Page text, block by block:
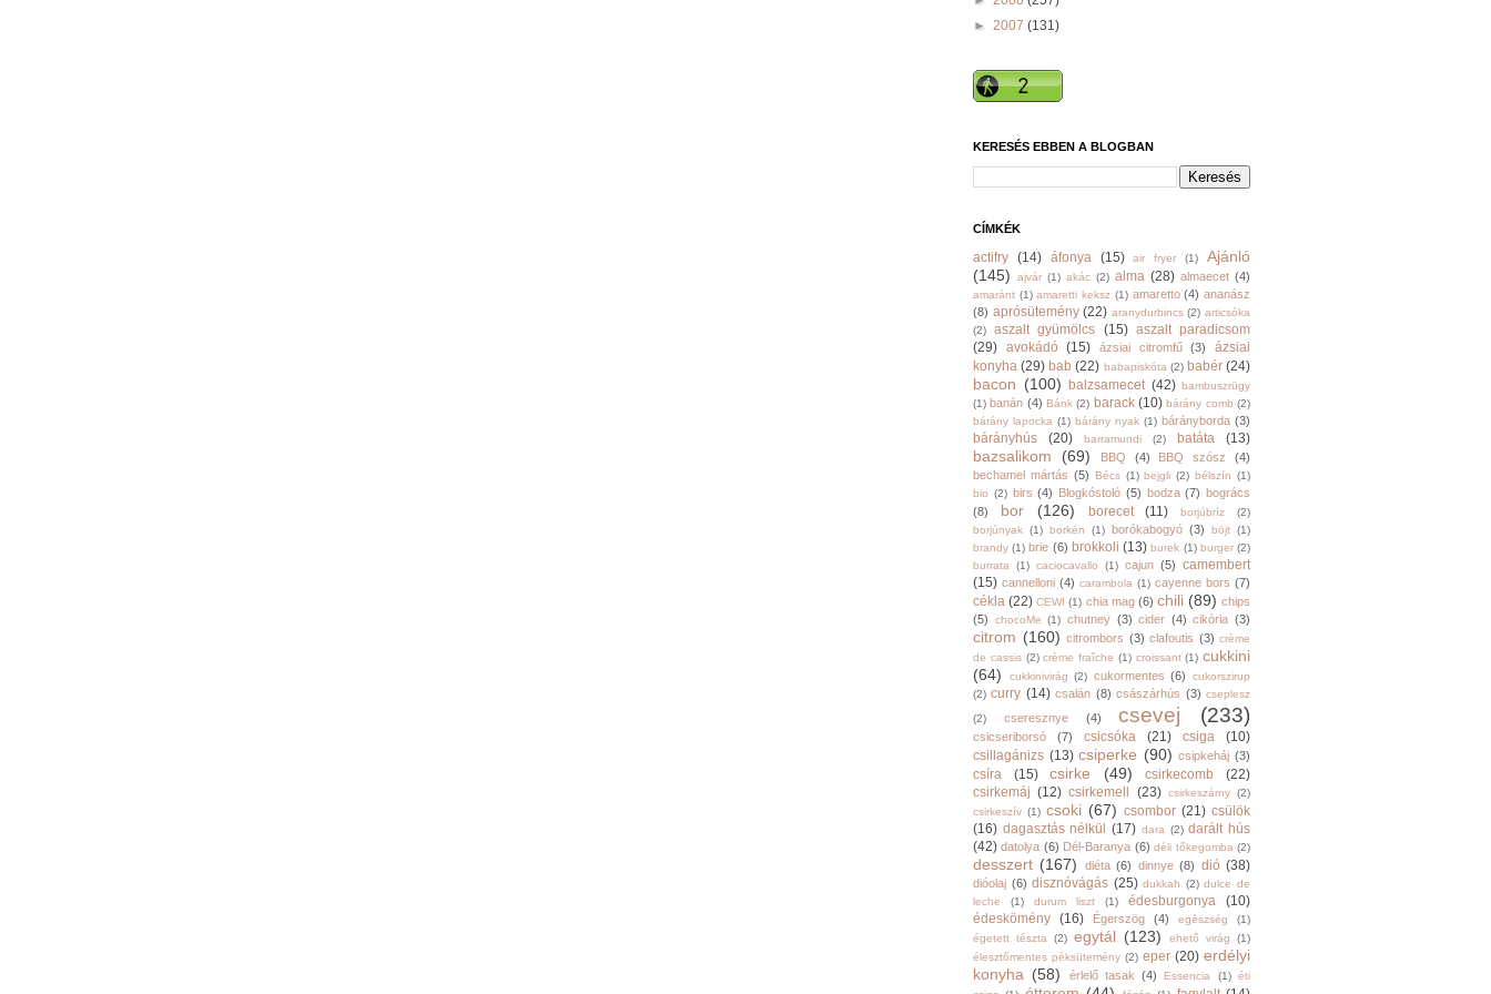
► 2007 (131)
KERESÉS EBBEN A BLOGBAN
CÍMKÉK
actifry (14) áfonya (15) air fryer (1)
Ajánló
(145)
ajvár (1) akác (2) alma (28) almaecet (4)
amaránt (1) amaretti keksz (1) amaretto (4) ananász
(8) aprósütemény (22) aranydurbincs (2) articsóka
(2)
aszalt gyümölcs (15) aszalt paradicsom
(29) avokádó (15) ázsiai citromfű (3)
ázsiai
konyha (29) bab (22) babapiskóta (2) babér (24)
bacon (100) balzsamecet (42) bambuszrügy
(1) banán (4) Bánk (2) barack (10) bárány comb (2)
bárány lapocka (1) bárány nyak (1) bárányborda (3)
bárányhús (20) barramundi (2) batáta (13)
bazsalikom (69) BBQ (4) BBQ szósz
(4)
bechamel mártás (5) Bécs (1) bejgli (2) bélszín (1)
bio (2) birs (4) Blogkóstoló (5) bodza (7) bogrács
(8)
bor (126) borecet (11) borjúbríz
(2)
borjúnyak (1) borkén (1) borókabogyó (3) böjt (1)
brandy (1) brie (6) brokkoli (13) burek (1) burger (2)
burrata
(1) caciocavallo (1) cajun (5) camembert
(15) cannelloni (4) carambola (1) cayenne bors (7)
cékla (22) CEWI (1) chia mag (6) chili (89) chips
(5)
chocoMe (1) chutney (3) cider (4) cikória (3)
citrom (160) citrombors (3) clafoutis (3) crème
de cassis (2) crème fraîche (1) croissant (1) cukkini
(64)
cukkinivirág (2) cukormentes (6)
cukorszirup
(2) curry (14) csalán (8) császárhús (3) cseplesz
(2)
cseresznye (4) csevej (233)
csicseriborsó (7) csicsóka (21) csiga
(10)
csillagánizs (13) csiperke (90) csipkeháj (3)
csíra (15) csirke (49) csirkecomb
(22)
csirkemáj (12) csirkemell (23) csirkeszárny (2)
csirkeszív (1) csoki (67) csombor (21) csülök
(16) dagasztás nélkül (17) dara (2) darált hús
(42) datolya (6) Dél-Baranya (6) déli tőkegomba (2)
desszert (167) diéta (6) dinnye (8) dió (38)
dióolaj (6) disznóvágás (25) dukkah (2) dulce de
leche
(1) durum liszt (1) édesburgonya
(10)
édeskömény (16) Égerszög (4) egészség
(1)
égetett tészta
(2) egytál (123) ehető virág
(1)
élesztőmentes péksütemény (2) eper (20) erdélyi
konyha (58) érlelő tasak (4) Essencia (1) éti